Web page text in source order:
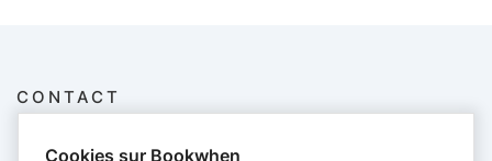
CONTACT
Cookies sur Bookwhen